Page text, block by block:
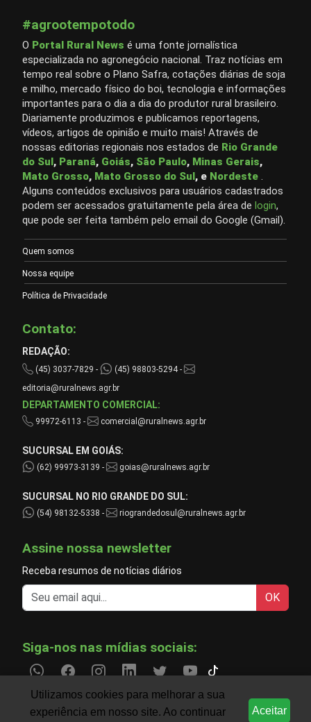
#agrootempotodo
O Portal Rural News é uma fonte jornalística
especializada no agronegócio nacional. Traz notícias em
tempo real sobre o Plano Safra, cotações diárias de soja
e milho, mercado físico do boi, tecnologia e informações
importantes para o dia a dia do produtor rural brasileiro.
Diariamente produzimos e publicamos reportagens,
vídeos, artigos de opinião e muito mais! Através de
nossas editorias regionais nos estados de Rio Grande
do Sul, Paraná, Goiás, São Paulo, Minas Gerais,
Mato Grosso, Mato Grosso do Sul, e Nordeste .
Alguns conteúdos exclusivos para usuários cadastrados
podem ser acessados gratuitamente pela área de login,
que pode ser feita também pelo email do Google (Gmail).
Quem somos
Nossa equipe
Política de Privacidade
Contato:
REDAÇÃO:
(45) 3037-7829 -
(45) 98803-5294 -
editoria@ruralnews.agr.br
DEPARTAMENTO COMERCIAL:
99972-6113 - comercial@ruralnews.agr.br
SUCURSAL EM GOIÁS:
(62) 99973-3139 - goias@ruralnews.agr.br
SUCURSAL NO RIO GRANDE DO SUL:
(54) 98132-5338 - riograndedosul@ruralnews.agr.br
Assine nossa newsletter
Receba resumos de notícias diários
OK
Siga-nos nas mídias sociais:
Utilizamos cookies para melhorar a sua
experiência em nosso site. Ao continuar
Aceitar